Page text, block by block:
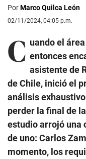
PorMarco Quilca León
02/11/2024, 04:05 p.m.
C uando el
entonces
asistente de
de Chile, inició el
análisis
perder la final de
estudio arrojó una
de uno: Carlos
momento, los